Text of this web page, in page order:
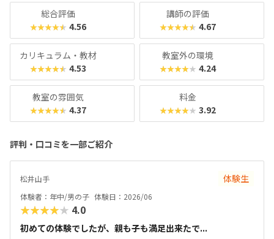
オンライン英語講座「Global STEAM Program”InterEd”」
など、多彩な学びの機会を提供です。経営基盤が堅固だから
こそ、流行りすたりに惑わされない「本物」の教育が受けら
れるスクールと言えるでしょう。本格派ではあるものの、ク
ラス内は和気あいあいとした楽しい雰囲気なので、ぜひ気軽
にお近くの教室を訪れてみてくださいね。
総合評価
★★★★★ 4.56
講師の評価
★★★★★ 4.67
カリキュラム・教材
★★★★★ 4.53
教室外の環境
★★★★★ 4.24
教室の雰囲気
★★★★★ 4.37
料金
★★★★★ 3.92
評判・口コミを一部ご紹介
松井山手 体験生
体験者：年中/男の子 体験日：2026/06
★★★★★ 4.0
初めての体験でしたが、親も子も満足出来たで...